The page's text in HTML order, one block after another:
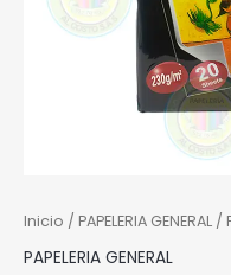
Inicio / PAPELERIA GENERAL /
PAPELERIA GENERAL